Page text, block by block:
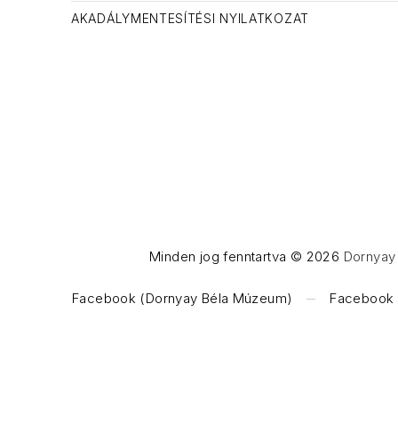
AKADÁLYMENTESÍTÉSI NYILATKOZAT
Minden jog fenntartva © 2026
Facebook (Dornyay Béla Múzeum)
Facebook